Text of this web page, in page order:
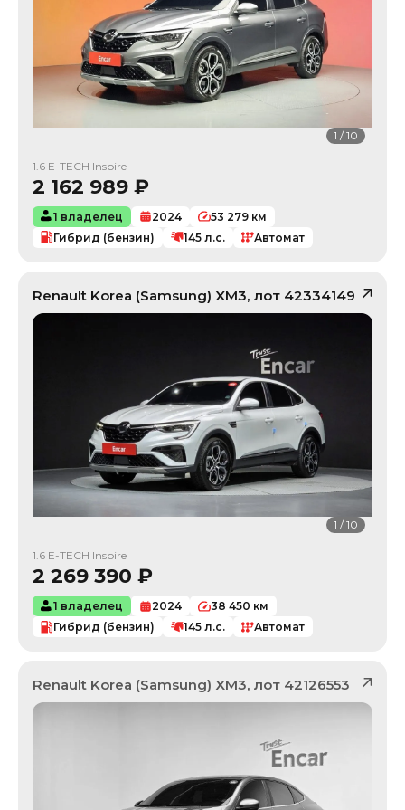
1 /10
1.6 E-TECH Inspire
2 162 989 ₽
1 владелец 2024 53 279 км
Гибрид (бензин)
145 л.с. Автомат
Renault Korea (Samsung) XM3, лот 42334149
1 /10
1.6 E-TECH Inspire
2 269 390 ₽
1 владелец 2024 38 450 км
Гибрид (бензин)
145 л.с. Автомат
Renault Korea (Samsung) XM3, лот 42126553